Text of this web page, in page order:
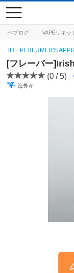
ベプログ VAPEリキッ
toggle
navigation
THE PERFUMER'S
[フレーバー
(0 / 5)
海外産